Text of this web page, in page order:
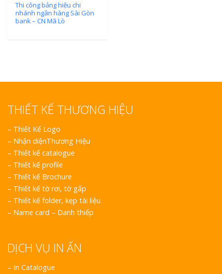
Thi công bảng hiệu chi
nhánh ngân hàng Sài Gòn
bank – CN Mã Lò
THIẾT KẾ THƯƠNG HIỆU
– Thiết Kế Logo
– Nhận diệnThương Hiệu
– Thiết kế catalogue
– Thiết kế profile
– Thiết kế Brochure
– Thiết kế tờ rơi, tờ gấp
– Thiết kế folder, kẹp tài liệu
– Name card – Danh thiếp
DỊCH VỤ IN ẤN
– In Catalogue